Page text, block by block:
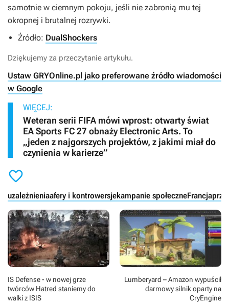
samotnie w ciemnym pokoju, jeśli nie zabronią mu tej
okropnej i brutalnej rozrywki.
Źródło: DualShockers
Dziękujemy za przeczytanie artykułu.
Ustaw GRYOnline.pl jako preferowane źródło wiadomości
w Google
WIĘCEJ:
Weteran serii FIFA mówi wprost: otwarty świat
EA Sports FC 27 obnaży Electronic Arts. To
„jeden z najgorszych projektów, z jakimi miał do
czynienia w karierze”

uzależnieniaafery i kontrowersjekampanie społeczneFrancja
IS Defense - w nowej grze
twórców Hatred staniemy do
walki z ISIS
Lumberyard – Amazon wypuścił
darmowy silnik oparty na
CryEngine